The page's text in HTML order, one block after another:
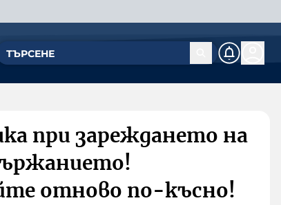
при зареждането на
отново по-късно!